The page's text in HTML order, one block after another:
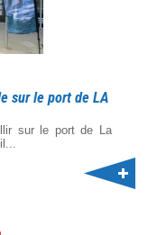
sur le port de LA
sur le port de La